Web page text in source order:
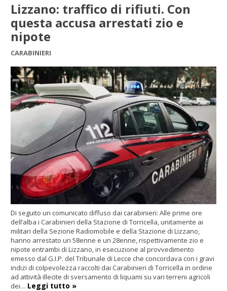
Lizzano: traffico di rifiuti. Con
questa accusa arrestati zio e
nipote
CARABINIERI
Di seguito un comunicato diffuso dai carabinieri: Alle prime ore
dell’alba i Carabinieri della Stazione di Torricella, unitamente ai
militari della Sezione Radiomobile e della Stazione di Lizzano,
hanno arrestato un 58enne e un 28enne, rispettivamente zio e
nipote entrambi di Lizzano, in esecuzione al provvedimento
emesso dal G.I.P. del Tribunale di Lecce che concordava con i gravi
indizi di colpevolezza raccolti dai Carabinieri di Torricella in ordine
ad attività illecite di sversamento di liquami su vari terreni agricoli
dei… Leggi tutto »